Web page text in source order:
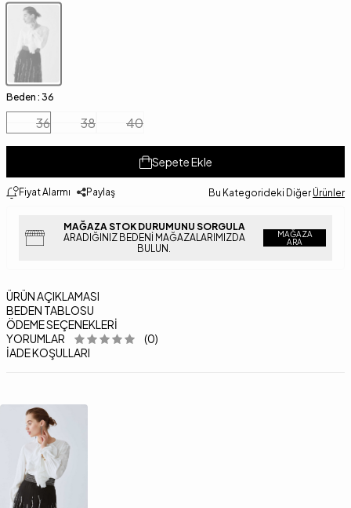
Beden : 36
36 38 40
Sepete Ekle
Fiyat Alarmı Paylaş Bu Kategorideki Diğer Ürünler
MAĞAZA STOK DURUMUNU SORGULA
ARADIĞINIZ BEDENI MAĞAZALARIMIZDA
BULUN.
MAĞAZA
ARA
ÜRÜN AÇIKLAMASI
BEDEN TABLOSU
ÖDEME SEÇENEKLERI
YORUMLAR
(0)
İADE KOŞULLARI